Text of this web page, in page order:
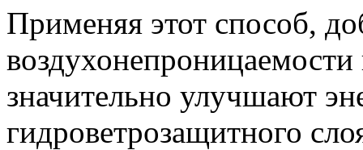
Применяя этот способ,
значительно улучшают
гидроветрозащитного